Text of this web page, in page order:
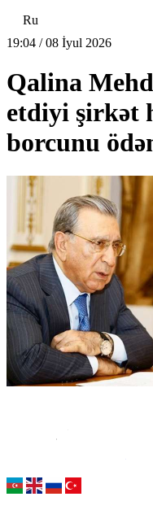
Ru
19:04 / 08 İyul 2026
Qalina
etdiyi şirkət
borcunu